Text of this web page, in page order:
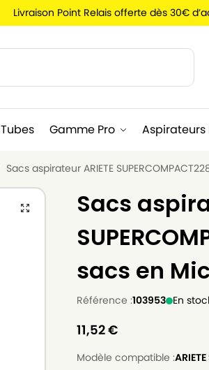
Livraison Point Relais offerte dès 30€
Tubes Gamme Pro Aspirateurs
Sacs aspirateur ARIETE
Sacs
sacs en
Référence :103953 En
11,52€
Modèle compatible :